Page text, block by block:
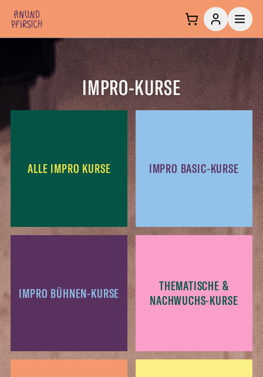
Zum Inhalt springen
IMPRO-KURSE
ALLE IMPRO KURSE IMPRO BASIC-KURSE
IMPRO BÜHNEN-KURSE
THEMATISCHE &
NACHWUCHS-KURSE